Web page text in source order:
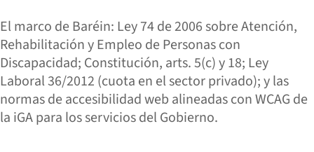
El marco de Baréin: Ley 74 de 2006 sobre Atención,
Rehabilitación y Empleo de Personas con
Discapacidad; Constitución, arts. 5(c) y 18; Ley
Laboral 36/2012 (cuota en el sector privado); y las
normas de accesibilidad web alineadas con WCAG de
la iGA para los servicios del Gobierno.